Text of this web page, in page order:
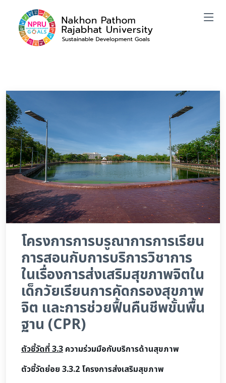
โครงการการบรูณาการการเรียน
การสอนกับการบริการวิชาการ
ในเรื่องการส่งเสริมสุขภาพจิตใน
เด็กวัยเรียนการคัดกรองสุขภาพ
จิต และการช่วยฟื้นคืนชีพขั้นพื้น
ฐาน (CPR)
ตัวชี้วัดที่ 3.3 ความร่วมมือกับบริการด้านสุขภาพ
ตัวชี้วัดย่อย 3.3.2 โครงการส่งเสริมสุขภาพ